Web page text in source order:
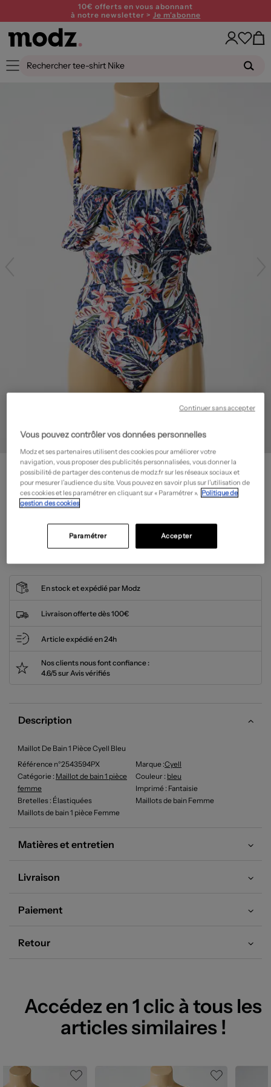
10€ offerts en vous abonnant
à notre newsletter > Je m'abonne
CYELL
Maillot de bain 1 pièce - Imprimé fantaisie- Outlet
30,00€
Guide des tailles
En stock et expédié par Modz
Livraison offerte dès 100€
Article expédié en 24h
Nos clients nous font confiance :
4.6/5 sur Avis vérifiés
Description
Maillot De Bain 1 Pièce Cyell Bleu
Référence n°2543594PX
Marque :Cyell
Catégorie : Maillot de bain 1 pièce
femme
Couleur : bleu
Imprimé : Fantaisie
Bretelles : Élastiquées
Maillots de bain Femme
Maillots de bain 1 pièce Femme
Matières et entretien
Livraison
Paiement
Retour
Accédez en 1 clic à tous les
articles similaires !
Vous pouvez contrôler vos données personnelles
Modz et ses partenaires utilisent des cookies pour améliorer votre
navigation, vous proposer des publicités personnalisées, vous donner la
possibilité de partager des contenus de modz.fr sur les réseaux sociaux et
pour mesurer l’audience du site. Vous pouvez en savoir plus sur l’utilisation de
ces cookies et les paramétrer en cliquant sur « Paramétrer ». Politique de
gestion des cookies
Accepter
Paramétrer
Continuer sans accepter